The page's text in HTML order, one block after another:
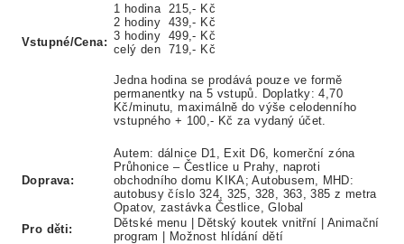
Vstupné/Cena:
1 hodina 215,- Kč
2 hodiny 439,- Kč
3 hodiny 499,- Kč
celý den 719,- Kč
Jedna hodina se prodává pouze ve formě
permanentky na 5 vstupů. Doplatky: 4,70
Kč/minutu, maximálně do výše celodenního
vstupného + 100,- Kč za vydaný účet.
Doprava:
Autem: dálnice D1, Exit D6, komerční zóna
Průhonice – Čestlice u Prahy, naproti
obchodního domu KIKA; Autobusem, MHD:
autobusy číslo 324, 325, 328, 363, 385 z metra
Opatov, zastávka Čestlice, Global
Pro děti:
Dětské menu | Dětský koutek vnitřní | Animační
program | Možnost hlídání dětí